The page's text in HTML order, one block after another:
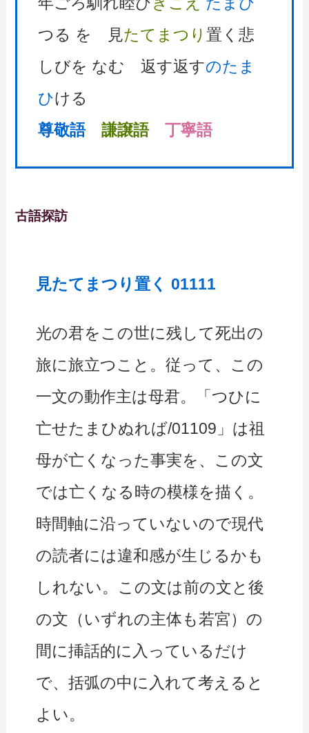
つる を 見たてまつり 置く悲
しびを なむ 返す返すのたま
ひける
尊敬語
謙譲語 丁寧語
古語探訪
見たてまつり置く 01111
光の君をこの世に残して死出の
旅に旅立つこと。従って、この
一文の動作主は母君。「つひに
亡せたまひぬれば/01109」は祖
母が亡くなった事実を、この文
では亡くなる時の模様を描く。
時間軸に沿っていないので現代
の読者には違和感が生じるかも
しれない。この文は前の文と後
の文（いずれの主体も若宮）の
間に挿話的に入っているだけ
で、括弧の中に入れて考えると
よい。